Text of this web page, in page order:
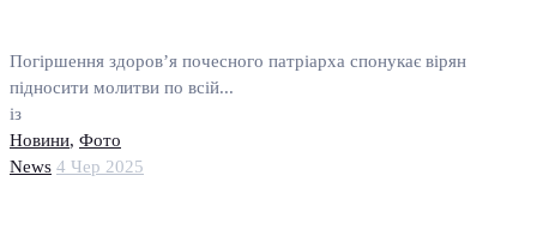
Погіршення здоров’я почесного патріарха спонукає вірян
підносити молитви по всій...
із
Новини, Фото
News 4 Чер 2025